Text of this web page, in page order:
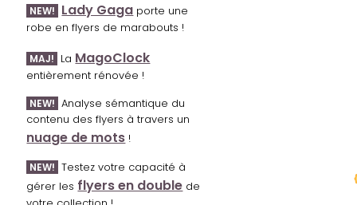
NEW! Lady Gaga porte une
robe en flyers de marabouts !
MAJ! La MagoClock
entièrement rénovée !
NEW! Analyse sémantique du
contenu des flyers à travers un
nuage de mots !
NEW! Testez votre capacité à
gérer les flyers en double de